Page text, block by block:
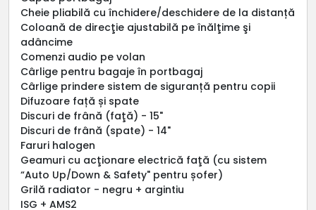
Cheie pliabilă cu închidere/deschidere de la distanță
Coloană de direcţie ajustabilă pe înălţime şi
adâncime
Comenzi audio pe volan
Cârlige pentru bagaje în portbagaj
Cârlige prindere sistem de siguranță pentru copii
Difuzoare față și spate
Discuri de frână (faţă) - 15"
Discuri de frână (spate) - 14"
Faruri halogen
Geamuri cu acţionare electrică faţă (cu sistem
“Auto Up/Down & Safety" pentru șofer)
Grilă radiator - negru + argintiu
ISG + AMS2